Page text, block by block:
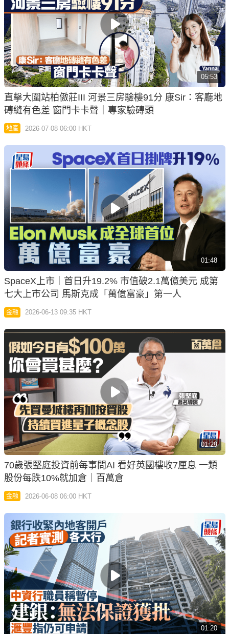
05:53
直擊大圍站柏傲莊III 河景三房驗樓91分 康Sir：客廳地
磚縫有色差 窗門卡卡聲｜專家驗磚頭
地產 2026-07-08 06:00 HKT
01:48
SpaceX上市｜首日升19.2% 市值破2.1萬億美元 成第
七大上市公司 馬斯克成「萬億富豪」第一人
金融 2026-06-13 09:35 HKT
01:29
70歲​張堅庭投資前每事問AI 看好英國樓收7厘息 一類
股份每跌10%就加倉｜百萬倉
金融 2026-06-08 06:00 HKT
01:20